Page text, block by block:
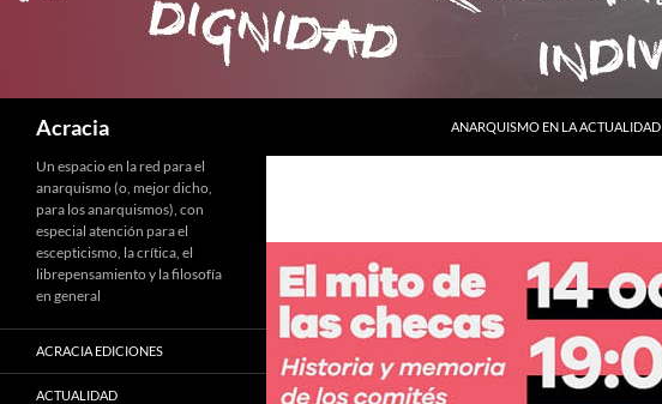
Acracia
ANARQUISMO EN LA ACTUALIDAD
Un espacio en la red para el
anarquismo (o, mejor dicho,
para los anarquismos), con
especial atención para el
escepticismo, la crítica, el
librepensamiento y la filosofía
en general
ACRACIA EDICIONES
ACTUALIDAD